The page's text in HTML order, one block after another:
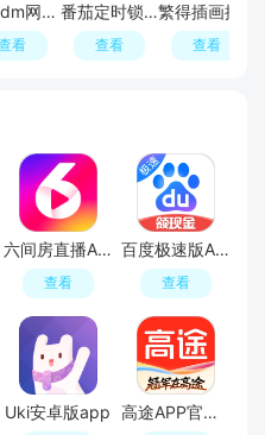
云雀idm网页视频下载器手机版
看
番茄定时锁屏app手机免费版
查看 查看
六间房直播APP最新版
查看
百度极速版APP官方免费版
查看
Uki安卓版app 高途APP官方正版